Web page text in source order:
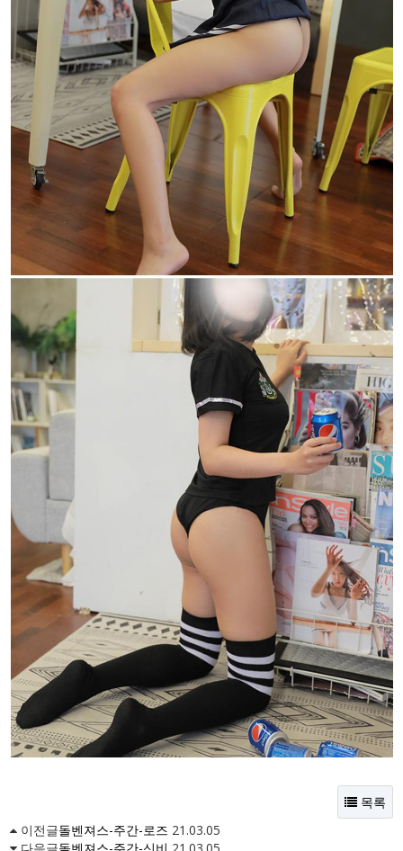
목록
이전글돌벤져스-주간-로즈 21.03.05
다음글돌벤져스-주간-신비 21.03.05